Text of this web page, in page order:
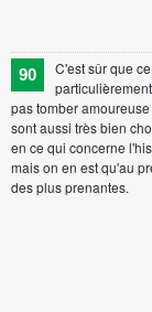
90
C'est sûr que
pas tomber
sont aussi très bien
en ce qui concerne
mais on en est qu'au
des plus prenantes.